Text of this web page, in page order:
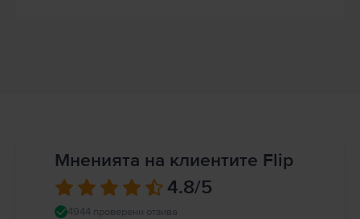
Мненията на клиентите Flip
4.8/5
4944 проверени отзива